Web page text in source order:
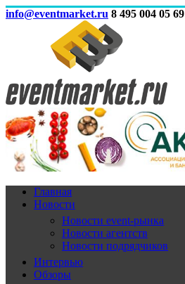
info@eventmarket.ru 8 495 004 05 69
Главная
Новости
Новости event-рынка
Новости агентств
Новости подрядчиков
Интервью
Обзоры